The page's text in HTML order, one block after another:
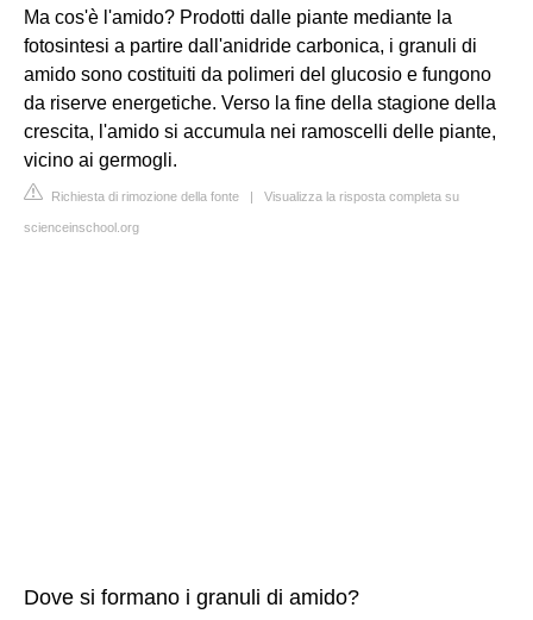
Ma cos'è l'amido? Prodotti dalle piante mediante la
fotosintesi a partire dall'anidride carbonica, i granuli di
amido sono costituiti da polimeri del glucosio e fungono
da riserve energetiche. Verso la fine della stagione della
crescita, l'amido si accumula nei ramoscelli delle piante,
vicino ai germogli.
Richiesta di rimozione della fonte | Visualizza la risposta completa su
scienceinschool.org
Dove si formano i granuli di amido?